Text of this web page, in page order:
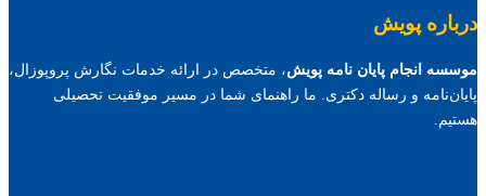
درباره پویش
موسسه انجام پایان نامه پویش، متخصص در ارائه خدمات نگارش پروپوزال،
پایان‌نامه و رساله دکتری. ما راهنمای شما در مسیر موفقیت تحصیلی
هستیم.